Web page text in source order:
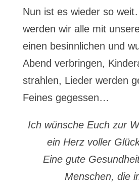
Nun ist es wieder so
werden wir alle mit
einen besinnlichen und
Abend verbringen,
strahlen, Lieder werden
Feines gegessen…
Ich wünsche Euch zur
ein Herz voller
Eine gute
Menschen, die